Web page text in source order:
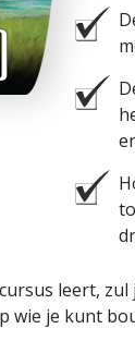
leert,
wie je kunt